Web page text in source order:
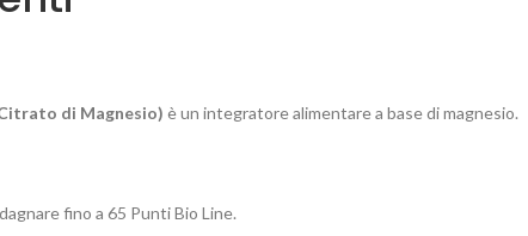
di Magnesio) è un integratore alimentare a base di magnesio.
fino a 65 Punti Bio Line.